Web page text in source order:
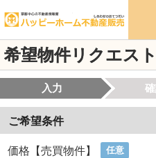
希望物件リクエスト
入力
ご希望条件
価格【売買物件】 任意